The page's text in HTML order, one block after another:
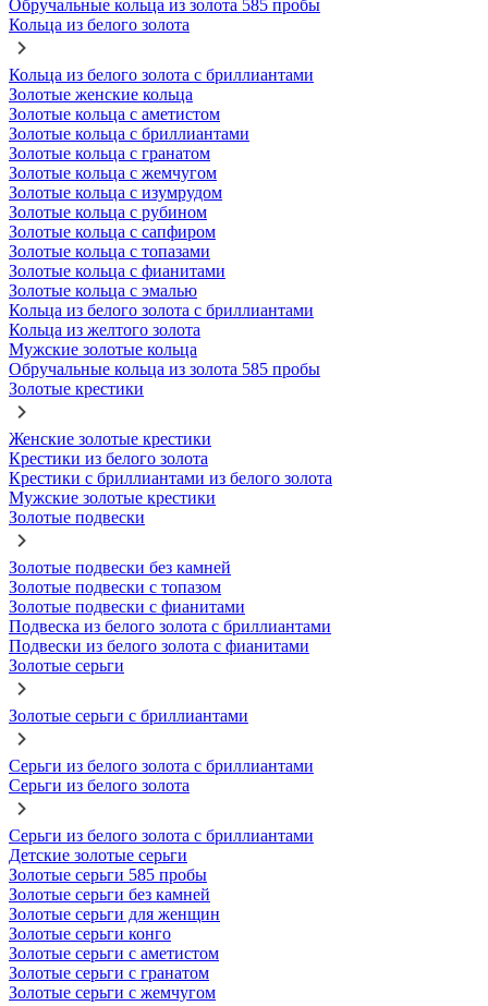
Обручальные кольца из золота 585 пробы
Кольца из белого золота
Кольца из белого золота с бриллиантами
Золотые женские кольца
Золотые кольца с аметистом
Золотые кольца с бриллиантами
Золотые кольца с гранатом
Золотые кольца с жемчугом
Золотые кольца с изумрудом
Золотые кольца с рубином
Золотые кольца с сапфиром
Золотые кольца с топазами
Золотые кольца с фианитами
Золотые кольца с эмалью
Кольца из белого золота с бриллиантами
Кольца из желтого золота
Мужские золотые кольца
Обручальные кольца из золота 585 пробы
Золотые крестики
Женские золотые крестики
Крестики из белого золота
Крестики с бриллиантами из белого золота
Мужские золотые крестики
Золотые подвески
Золотые подвески без камней
Золотые подвески с топазом
Золотые подвески с фианитами
Подвеска из белого золота с бриллиантами
Подвески из белого золота с фианитами
Золотые серьги
Золотые серьги с бриллиантами
Серьги из белого золота с бриллиантами
Серьги из белого золота
Серьги из белого золота с бриллиантами
Детские золотые серьги
Золотые серьги 585 пробы
Золотые серьги без камней
Золотые серьги для женщин
Золотые серьги конго
Золотые серьги с аметистом
Золотые серьги с гранатом
Золотые серьги с жемчугом